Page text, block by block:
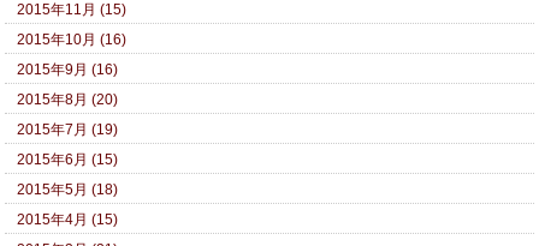
2015年11月 (15)
2015年10月 (16)
2015年9月 (16)
2015年8月 (20)
2015年7月 (19)
2015年6月 (15)
2015年5月 (18)
2015年4月 (15)